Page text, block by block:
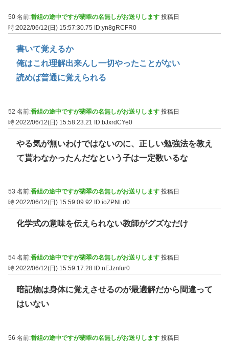
50 名前:番組の途中ですが翡翠の名無しがお送りします 投稿日
時:2022/06/12(日) 15:57:30.75
ID:yn8gRCFR0
書いて覚えるか
俺はこれ理解出来んし一切やったことがない
読めば普通に覚えられる
52 名前:番組の途中ですが翡翠の名無しがお送りします 投稿日
時:2022/06/12(日) 15:58:23.21 ID:bJxrdCYe0
やる気が無いわけではないのに、正しい勉強法を教え
て貰わなかったんだなという子は一定数いるな
53 名前:番組の途中ですが翡翠の名無しがお送りします 投稿日
時:2022/06/12(日) 15:59:09.92
ID:ioZPNLrf0
化学式の意味を伝えられない教師がグズなだけ
54 名前:番組の途中ですが翡翠の名無しがお送りします 投稿日
時:2022/06/12(日) 15:59:17.28 ID:nEJznfur0
暗記物は身体に覚えさせるのが最適解だから間違って
はいない
56 名前:番組の途中ですが翡翠の名無しがお送りします 投稿日